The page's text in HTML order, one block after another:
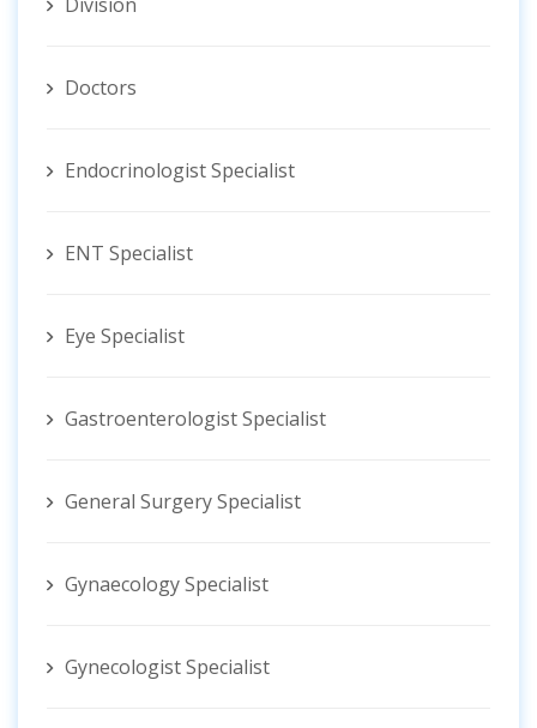
Doctors
Endocrinologist Specialist
ENT Specialist
Eye Specialist
Gastroenterologist Specialist
General Surgery Specialist
Gynaecology Specialist
Gynecologist ‍Specialist